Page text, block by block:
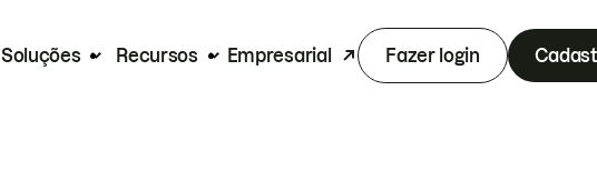
Soluções Recursos Empresarial Fazer login